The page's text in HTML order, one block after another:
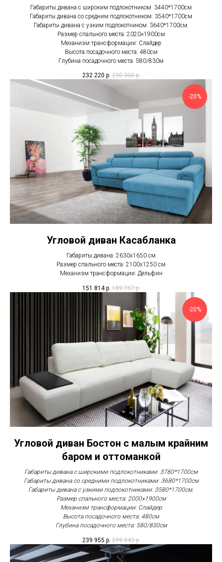
Габариты дивана с широким подлокотником: 3440*1700см
Габариты дивана со средним подлокотником: 3540*1700см
Габариты дивана с узким подлокотником: 3640*1700см.
Размер спального места: 2020×1900см
Механизм трансформации: Слайдер
Высота посадочного места: 480см
Глубина посадочного места: 580/830м
232 220 р. 290 300 р.
-20%
Угловой диван Касабланка
Габариты дивана: 2630х1650 см
Размер спального места: 2100х1250 см
Механизм трансформации: Дельфин
151 814 р. 189 767 р.
-20%
Угловой диван Бостон с малым крайним
баром и оттоманкой
Габариты дивана с широкими подлокотниками: 3780*1700см
Габариты дивана со средними подлокотниками: 3680*1700см
Габариты дивана с узкими подлокотниками: 3580*1700см.
Размер спального места: 2000×1900см
Механизм трансформации: Слайдер
Высота посадочного места: 480см
Глубина посадочного места: 580/830см
239 955 р. 299 943 р.